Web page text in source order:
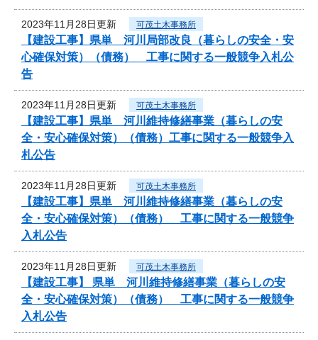
2023年11月28日更新 可茂土木事務所
【建設工事】県単 河川局部改良（暮らしの安全・安
心確保対策）（債務） 工事に関する一般競争入札公
告
2023年11月28日更新 可茂土木事務所
【建設工事】県単 河川維持修繕事業（暮らしの安
全・安心確保対策）（債務）工事に関する一般競争入
札公告
2023年11月28日更新 可茂土木事務所
【建設工事】県単 河川維持修繕事業（暮らしの安
全・安心確保対策）（債務） 工事に関する一般競争
入札公告
2023年11月28日更新 可茂土木事務所
【建設工事】 県単 河川維持修繕事業（暮らしの安
全・安心確保対策）（債務） 工事に関する一般競争
入札公告